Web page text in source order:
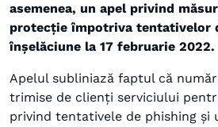
asemenea, un apel privind
protecție împotriva tentativelor
înșelăciune la 17 februarie 2022.
Apelul subliniază faptul că
trimise de clienți serviciului
privind tentativele de phishing și